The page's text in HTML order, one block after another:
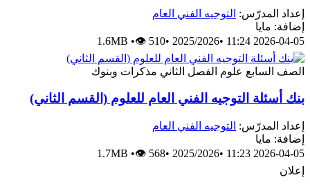
إعداد المدرّس: التوجيه الفني العام
إضافة: مايا
2026-04-05 11:24
•
2025/2026
•
1.6MB •👁 510
الصف السابع علوم الفصل الثاني مذكرات وبنوك
بنك أسئلة التوجيه الفني العام للعلوم (القسم الثاني)
إعداد المدرّس: التوجيه الفني العام
إضافة: مايا
2026-04-05 11:23
•
2025/2026
•
1.7MB •👁 568
إعلان